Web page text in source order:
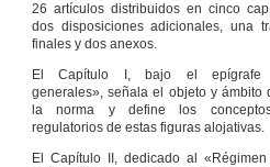
26 artículos distribuidos en cinco
dos disposiciones adicionales, una
finales y dos anexos.
El Capítulo I, bajo el epígrafe
generales», señala el objeto y ámbito
la norma y define los
regulatorios de estas figuras alojativas.
El Capítulo II, dedicado al